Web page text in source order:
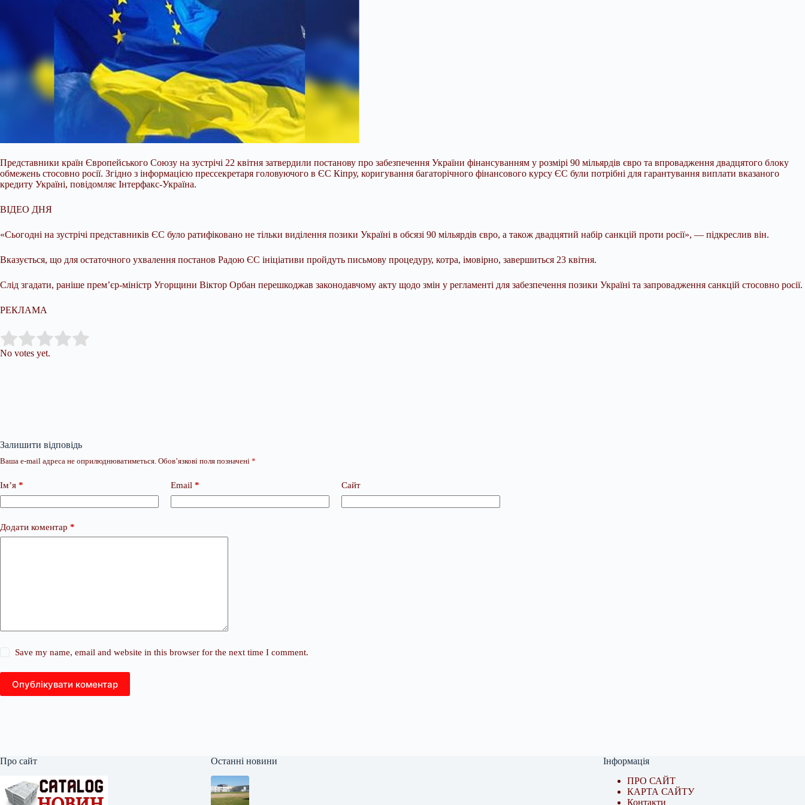
Представники країн Європейського Союзу на зустрічі 22 квітня затвердили постанову про забезпечення України фінансуванням у розмірі 90 мільярдів євро та впровадження двадцятого блоку
обмежень стосовно росії. Згідно з інформацією прессекретаря головуючого в ЄС Кіпру, коригування багаторічного фінансового курсу ЄС були потрібні для гарантування виплати вказаного
кредиту Україні, повідомляє Інтерфакс-Україна.
ВІДЕО ДНЯ
«Сьогодні на зустрічі представників ЄС було ратифіковано не тільки виділення позики Україні в обсязі 90 мільярдів євро, а також двадцятий набір санкцій проти росії», — підкреслив він.
Вказується, що для остаточного ухвалення постанов Радою ЄС ініціативи пройдуть письмову процедуру, котра, імовірно, завершиться 23 квітня.
Слід згадати, раніше прем’єр-міністр Угорщини Віктор Орбан перешкоджав законодавчому акту щодо змін у регламенті для забезпечення позики Україні та запровадження санкцій стосовно росії.
РЕКЛАМА
Rate this item:
No votes yet.
Залишити відповідь
Ваша e-mail адреса не оприлюднюватиметься. Обов’язкові поля позначені *
Ім’я * Email * Сайт
Додати коментар *
Save my name, email and website in this browser for the next time I comment.
Опублікувати коментар
Про сайт Останні новини
Інформація
ПРО САЙТ
КАРТА САЙТУ
Контакти